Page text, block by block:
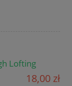
Lofting
18,00 zł